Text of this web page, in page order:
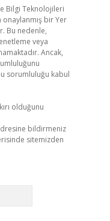
Bilgi Teknolojileri
onaylanmış bir Yer
Bu nedenle,
veya
Ancak,
sorumluluğu kabul
olduğunu
bildirmeniz
sitemizden